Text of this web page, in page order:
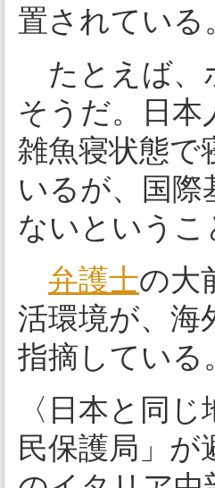
置されている
たとえば、
そうだ。日
雑魚寝状態で
いるが、国
ないという
弁護士の大
活環境が、海
指摘している
〈日本と同
民保護局」